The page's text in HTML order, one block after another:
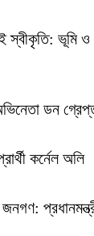
ভূমি ও
ডন
কর্নেল অলি